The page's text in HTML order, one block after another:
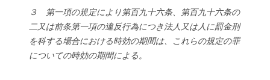
３ 第一項の規定により第百九十六条、第百九十六条の
二又は前条第一項の違反行為につき法人又は人に罰金刑
を科する場合における時効の期間は、これらの規定の罪
についての時効の期間による。